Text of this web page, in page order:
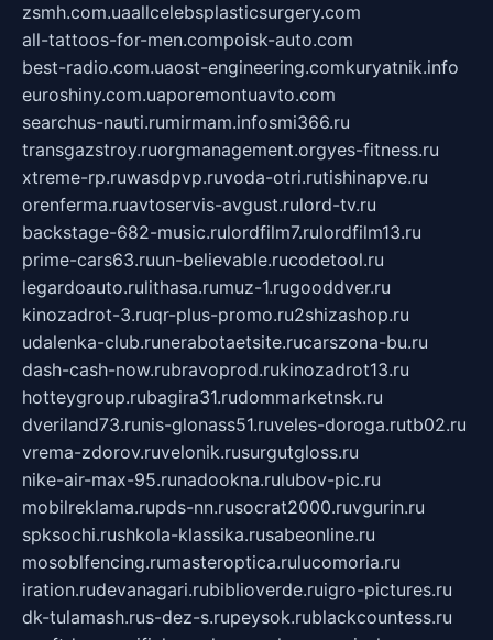
zsmh.com.uaallcelebsplasticsurgery.com
all-tattoos-for-men.compoisk-auto.com
best-radio.com.uaost-engineering.comkuryatnik.info
euroshiny.com.uaporemontuavto.com
searchus-nauti.rumirmam.infosmi366.ru
transgazstroy.ruorgmanagement.orgyes-fitness.ru
xtreme-rp.ruwasdpvp.ruvoda-otri.rutishinapve.ru
orenferma.ruavtoservis-avgust.rulord-tv.ru
backstage-682-music.rulordfilm7.rulordfilm13.ru
prime-cars63.ruun-believable.rucodetool.ru
legardoauto.rulithasa.rumuz-1.rugooddver.ru
kinozadrot-3.ruqr-plus-promo.ru2shizashop.ru
udalenka-club.runerabotaetsite.rucarszona-bu.ru
dash-cash-now.rubravoprod.rukinozadrot13.ru
hotteygroup.rubagira31.rudommarketnsk.ru
dveriland73.runis-glonass51.ruveles-doroga.rutb02.ru
vrema-zdorov.ruvelonik.rusurgutgloss.ru
nike-air-max-95.runadookna.rulubov-pic.ru
mobilreklama.rupds-nn.rusocrat2000.ruvgurin.ru
spksochi.rushkola-klassika.rusabeonline.ru
mosoblfencing.rumasteroptica.rulucomoria.ru
iration.rudevanagari.rubiblioverde.ruigro-pictures.ru
dk-tulamash.rus-dez-s.rupeysok.rublackcountess.ru